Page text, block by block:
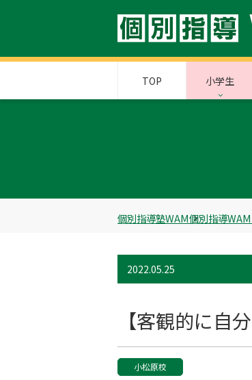
TOP 小学生
個別指導塾WAM個別指導
2022.05.25
【客観的に自
小松原校